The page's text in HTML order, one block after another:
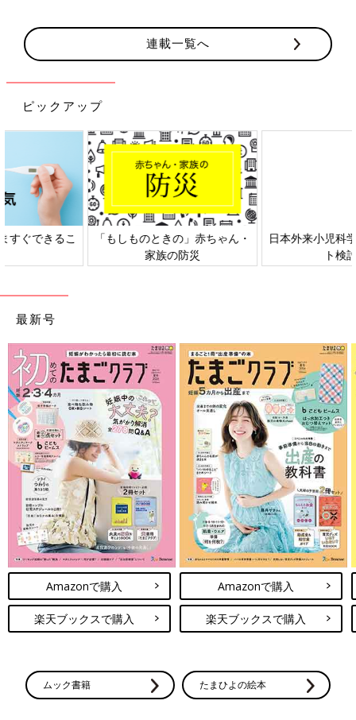
連載一覧へ
ピックアップ
日本外来小児科学会リーフレッ
六星占術 細木かおりさんの人生
最新号
Amazonで購入
楽天ブックスで購入
Amazonで購入
楽天ブックスで購入
ムック書籍 たまひよの絵本